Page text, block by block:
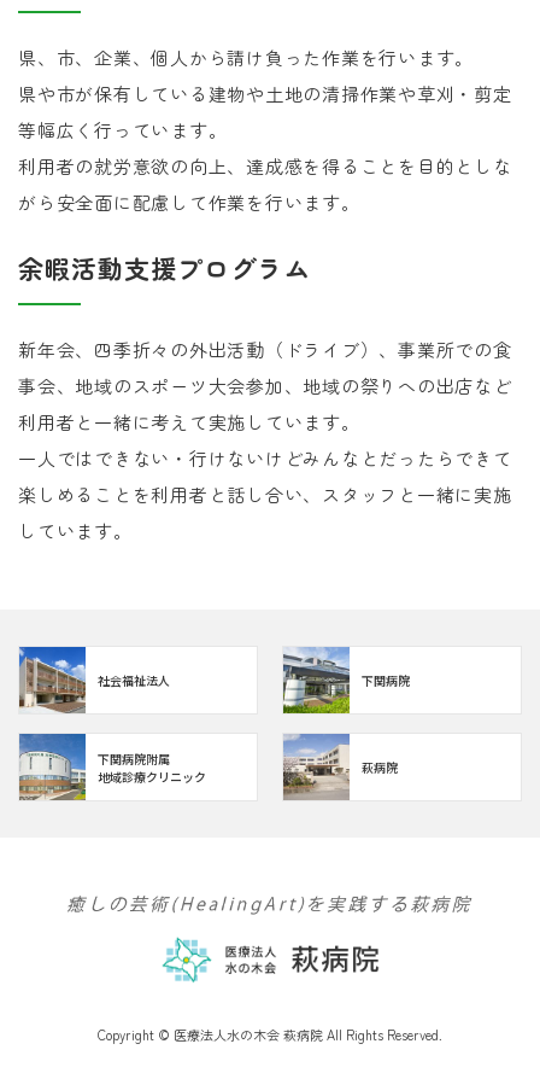
県、市、企業、個人から請け負った作業を行います。
県や市が保有している建物や土地の清掃作業や草刈・剪定
等幅広く行っています。
利用者の就労意欲の向上、達成感を得ることを目的としな
がら安全面に配慮して作業を行います。
余暇活動支援プログラム
新年会、四季折々の外出活動（ドライブ）、事業所での食
事会、地域のスポーツ大会参加、地域の祭りへの出店など
利用者と一緒に考えて実施しています。
一人ではできない・行けないけどみんなとだったらできて
楽しめることを利用者と話し合い、スタッフと一緒に実施
しています。
社会福祉法人 下関病院
下関病院附属
地域診療クリニック
萩病院
Copyright © 医療法人水の木会 萩病院 All Rights Reserved.